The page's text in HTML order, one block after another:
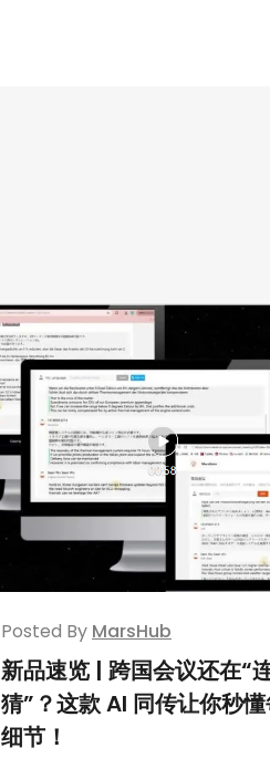
Posted By MarsHub
新品速览 | 跨国会议还在“
猜”？这款 AI 同传让你秒
细节！